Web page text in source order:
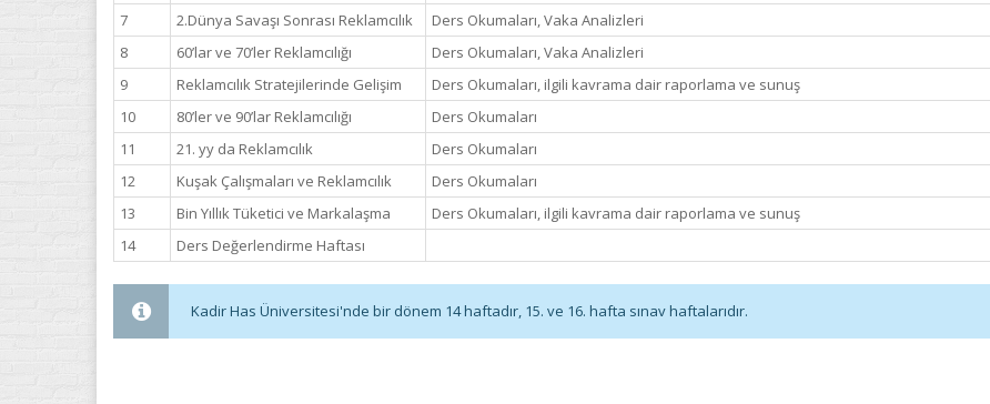
7 2.Dünya Savaşı Sonrası Reklamcılık
Ders Okumaları, Vaka Analizleri
8
60’lar ve 70’ler Reklamcılığı
Ders Okumaları, Vaka Analizleri
9
Reklamcılık Stratejilerinde Gelişim
Ders Okumaları, ilgili kavrama dair raporlama ve sunuş
10
80’ler ve 90’lar Reklamcılığı
Ders Okumaları
11
21. yy da Reklamcılık
Ders Okumaları
12
Kuşak Çalışmaları ve Reklamcılık
Ders Okumaları
13
Bin Yıllık Tüketici ve Markalaşma
Ders Okumaları, ilgili kavrama dair raporlama ve sunuş
14
Ders Değerlendirme Haftası
Kadir Has Üniversitesi'nde bir dönem 14 haftadır, 15. ve 16. hafta sınav haftalarıdır.